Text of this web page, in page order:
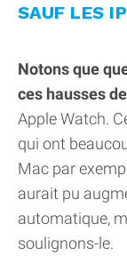
SAUF LES
Notons que
ces hausses
Apple Watch.
qui ont
Mac par
aurait pu
automatique,
soulignons-le.